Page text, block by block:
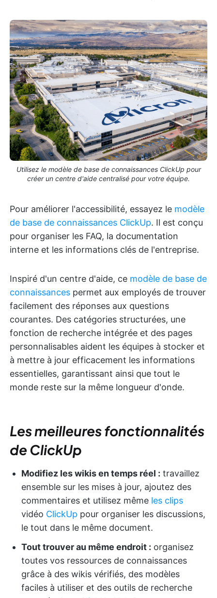
Utilisez le modèle de base de connaissances ClickUp pour
créer un centre d'aide centralisé pour votre équipe.
Pour améliorer l'accessibilité, essayez le modèle
de base de connaissances ClickUp. Il est conçu
pour organiser les FAQ, la documentation
interne et les informations clés de l'entreprise.
Inspiré d'un centre d'aide, ce modèle de base de
connaissances permet aux employés de trouver
facilement des réponses aux questions
courantes. Des catégories structurées, une
fonction de recherche intégrée et des pages
personnalisables aident les équipes à stocker et
à mettre à jour efficacement les informations
essentielles, garantissant ainsi que tout le
monde reste sur la même longueur d'onde.
Les meilleures fonctionnalités
de ClickUp
Modifiez les wikis en temps réel : travaillez
ensemble sur les mises à jour, ajoutez des
commentaires et utilisez même les clips
vidéo ClickUp pour organiser les discussions,
le tout dans le même document.
Tout trouver au même endroit : organisez
toutes vos ressources de connaissances
grâce à des wikis vérifiés, des modèles
faciles à utiliser et des outils de recherche